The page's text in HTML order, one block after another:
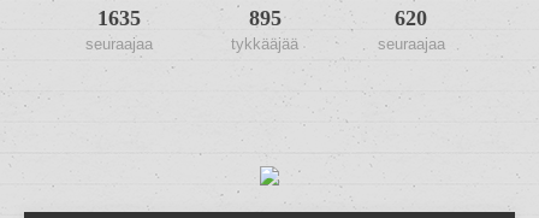
1635
seuraajaa
895
tykkääjää
620
seuraajaa